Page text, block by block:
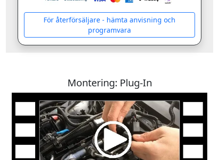
För återförsäljare - hämta anvisning och
programvara
Montering: Plug-In